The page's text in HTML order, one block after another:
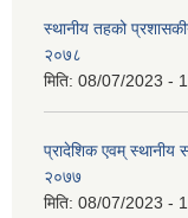
स्थानीय तहको
२०७८
मिति: 08/07/2023 -
प्रादेशिक एवम् स्थानीय
२०७७
मिति: 08/07/2023 -